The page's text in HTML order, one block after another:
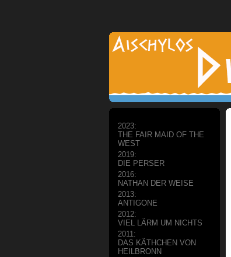
2023:
THE FAIR MAID OF THE
WEST
2019:
DIE PERSER
2016:
NATHAN DER WEISE
2013:
ANTIGONE
2012:
VIEL LÄRM UM NICHTS
2011:
DAS KÄTHCHEN VON
HEILBRONN